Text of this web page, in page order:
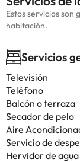
Estos servicios son
habitación.
Servicios
Televisión
Teléfono
Balcón o terraza
Secador de pelo
Aire
Servicio de
Hervidor de agua